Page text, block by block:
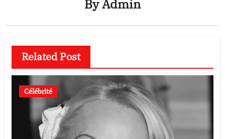
ByAdmin
Related Post
Célébrité